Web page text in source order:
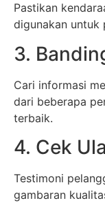
Pastikan
digunakan untuk
3.
Cari informasi
dari beberapa
terbaik.
4. Cek
Testimoni
gambaran